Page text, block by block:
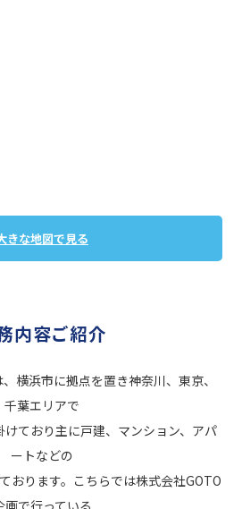
きな地図で見る
内容ご紹介
横浜市に拠点を置き神奈川、東京、
千葉エリアで
けており主に戸建、マンション、アパ
ートなどの
おります。こちらでは株式会社GOTO